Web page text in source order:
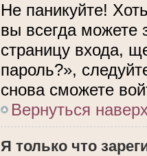
Не паникуйте!
вы всегда можете
страницу входа,
пароль?»,
снова сможете
Вернуться
Я только что